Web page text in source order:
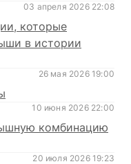
03 апреля 2026 22:08
которые
в истории
26 мая 2026 19:00
10 июня 2026 22:00
комбинацию
20 июля 2026 19:23